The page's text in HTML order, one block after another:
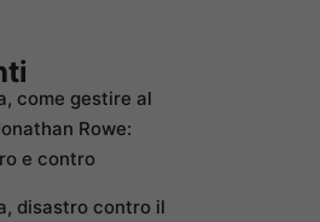
come gestire al
Rowe:
e contro
disastro contro il